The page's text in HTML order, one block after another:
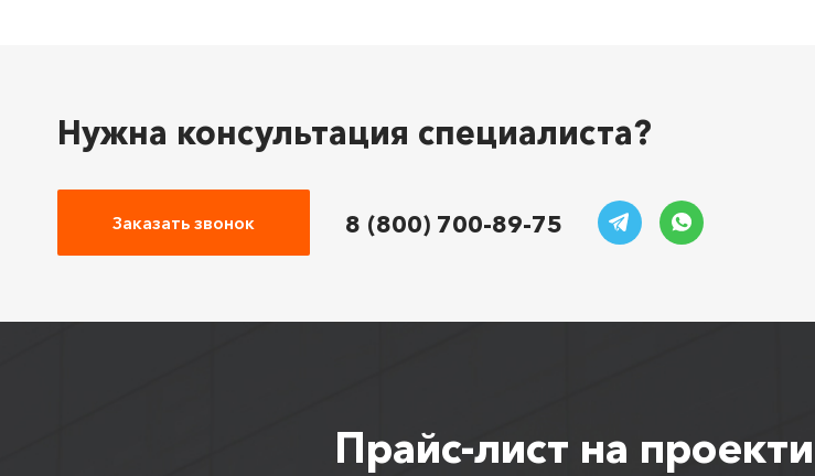
Нужна консультация специалиста?
Заказать звонок 8 (800) 700-89-75
Прайс-лист на